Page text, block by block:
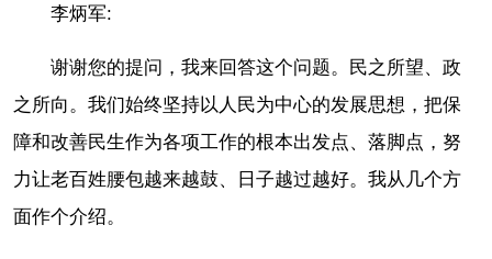
李炳军:
谢谢您的提问，我来回答这个问题。民之所望、政
之所向。我们始终坚持以人民为中心的发展思想，把保
障和改善民生作为各项工作的根本出发点、落脚点，努
力让老百姓腰包越来越鼓、日子越过越好。我从几个方
面作个介绍。